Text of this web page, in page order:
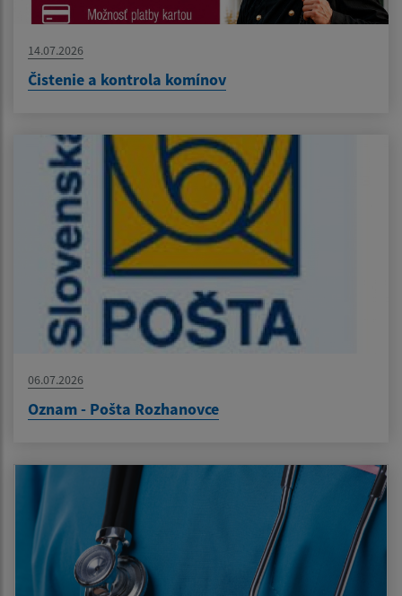
14.07.2026
Čistenie a kontrola komínov
06.07.2026
Oznam - Pošta Rozhanovce